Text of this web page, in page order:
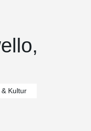
Kultur